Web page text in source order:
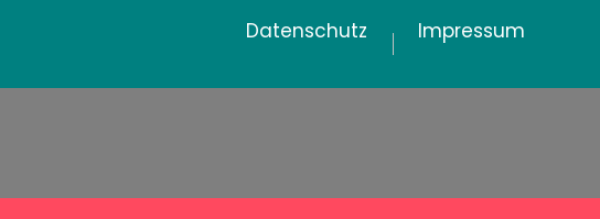
Datenschutz Impressum